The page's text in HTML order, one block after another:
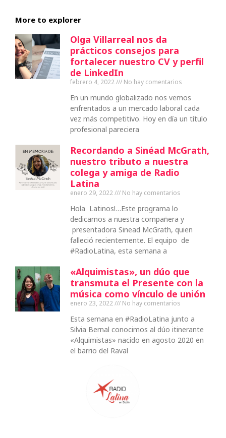
More to explorer
Olga Villarreal nos da
prácticos consejos para
fortalecer nuestro CV y perfil
de LinkedIn
febrero 4, 2022 No hay comentarios
En un mundo globalizado nos vemos
enfrentados a un mercado laboral cada
vez más competitivo. Hoy en día un título
profesional pareciera
Recordando a Sinéad McGrath,
nuestro tributo a nuestra
colega y amiga de Radio
Latina
enero 29, 2022 No hay comentarios
Hola Latinos!…Este programa lo
dedicamos a nuestra compañera y
presentadora Sinead McGrath, quien
falleció recientemente. El equipo de
#RadioLatina, esta semana a
«Alquimistas», un dúo que
transmuta el Presente con la
música como vínculo de unión
enero 23, 2022 No hay comentarios
Esta semana en #RadioLatina junto a
Silvia Bernal conocimos al dúo itinerante
«Alquimistas» nacido en agosto 2020 en
el barrio del Raval